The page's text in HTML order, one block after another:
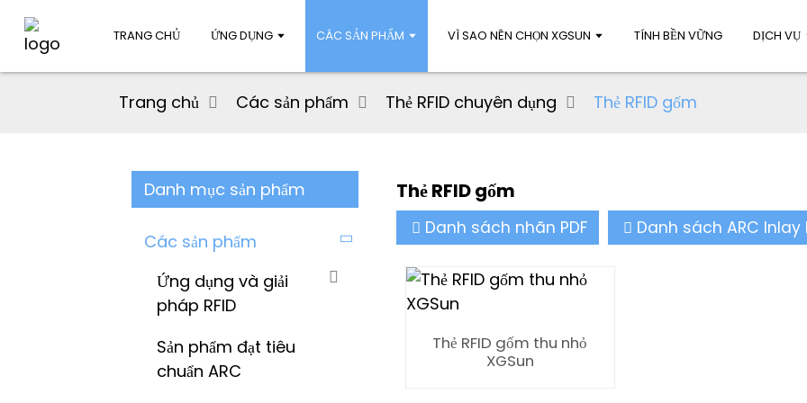
TRANG CHỦ ỨNG DỤNG CÁC SẢN PHẨM VÌ SAO NÊN CHỌN XGSUN TÍNH BỀN VỮNG DỊCH VỤ
Trang chủ Các sản phẩm Thẻ RFID chuyên dụng Thẻ RFID gốm
Danh mục sản phẩm
Các sản phẩm
Ứng dụng và giải
pháp RFID
Sản phẩm đạt tiêu
chuẩn ARC
Thẻ RFID gốm
Danh sách nhãn PDF Danh sách ARC Inlay
Thẻ RFID gốm thu nhỏ
XGSun